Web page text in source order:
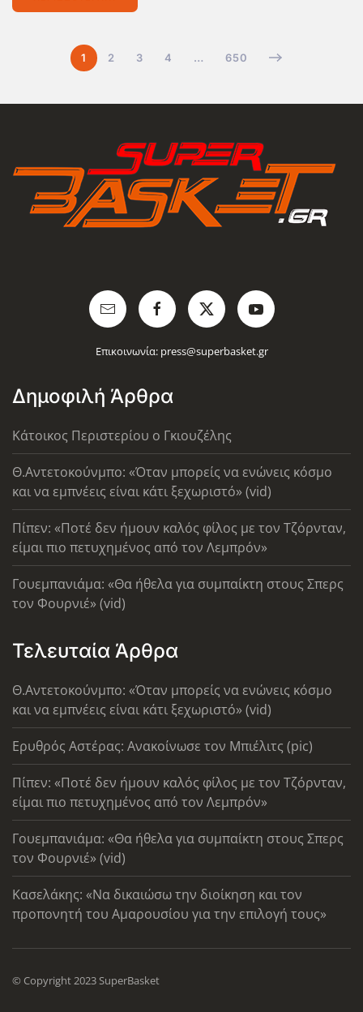
1 2 3 4 … 650
Επικοινωνία: press@superbasket.gr
Δημοφιλή Άρθρα
Κάτοικος Περιστερίου ο Γκιουζέλης
Θ.Αντετοκούνμπο: «Όταν μπορείς να ενώνεις κόσμο
και να εμπνέεις είναι κάτι ξεχωριστό» (vid)
Πίπεν: «Ποτέ δεν ήμουν καλός φίλος με τον Τζόρνταν,
είμαι πιο πετυχημένος από τον Λεμπρόν»
Γουεμπανιάμα: «Θα ήθελα για συμπαίκτη στους Σπερς
τον Φουρνιέ» (vid)
Τελευταία Άρθρα
Θ.Αντετοκούνμπο: «Όταν μπορείς να ενώνεις κόσμο
και να εμπνέεις είναι κάτι ξεχωριστό» (vid)
Ερυθρός Αστέρας: Ανακοίνωσε τον Μπιέλιτς (pic)
Πίπεν: «Ποτέ δεν ήμουν καλός φίλος με τον Τζόρνταν,
είμαι πιο πετυχημένος από τον Λεμπρόν»
Γουεμπανιάμα: «Θα ήθελα για συμπαίκτη στους Σπερς
τον Φουρνιέ» (vid)
Κασελάκης: «Να δικαιώσω την διοίκηση και τον
προπονητή του Αμαρουσίου για την επιλογή τους»
© Copyright 2023 SuperBasket